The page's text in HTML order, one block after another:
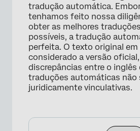
tradução automática.
tenhamos feito nossa
obter as melhores
possíveis, a tradução
perfeita. O texto original em
considerado a versão
discrepâncias entre o inglês
traduções automáticas não
juridicamente vinculativas.